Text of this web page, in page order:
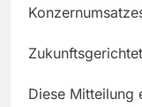
Diese Mitteilung